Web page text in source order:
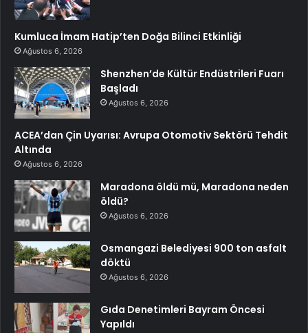
Kumluca İmam Hatip’ten Doğa Bilinci Etkinliği
Ağustos 6, 2026
Shenzhen’de Kültür Endüstrileri Fuarı
Başladı
Ağustos 6, 2026
ACEA’dan Çin Uyarısı: Avrupa Otomotiv Sektörü Tehdit
Altında
Ağustos 6, 2026
Maradona öldü mü, Maradona neden
öldü?
Ağustos 6, 2026
Osmangazi Belediyesi 900 ton asfalt
döktü
Ağustos 6, 2026
Gıda Denetimleri Bayram Öncesi
Yapıldı